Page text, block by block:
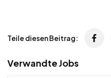
Teile diesen Beitrag:
Verwandte Jobs